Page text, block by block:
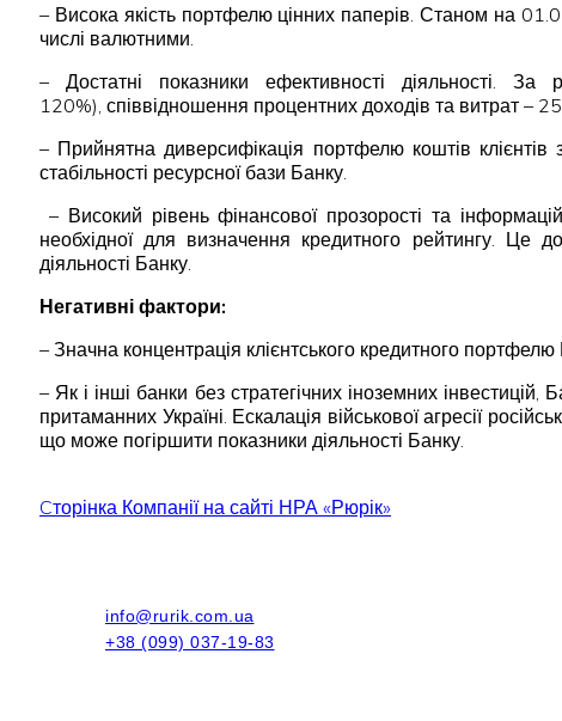
– Висока якість портфелю цінних паперів. Станом на
числі валютними.
– Достатні показники ефективності діяльності.
120%), співвідношення процентних доходів та витрат
– Прийнятна диверсифікація портфелю коштів
стабільності ресурсної бази Банку.
– Високий рівень фінансової прозорості та
необхідної для визначення кредитного рейтингу. Це
діяльності Банку.
Негативні фактори:
– Значна концентрація клієнтського кредитного
– Як і інші банки без стратегічних іноземних
притаманних Україні. Ескалація військової агресії
що може погіршити показники діяльності Банку.
Cторінка Компанії на сайті НРА «Рюрік»
info@rurik.com.ua
+38 (099) 037-19-83